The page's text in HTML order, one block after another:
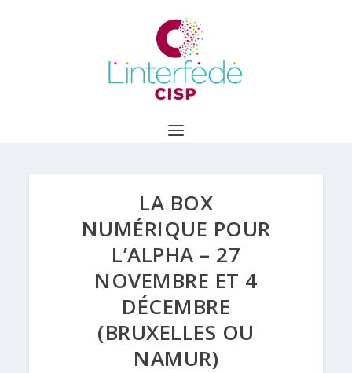
LA BOX
NUMÉRIQUE POUR
L’ALPHA – 27
NOVEMBRE ET 4
DÉCEMBRE
(BRUXELLES OU
NAMUR)